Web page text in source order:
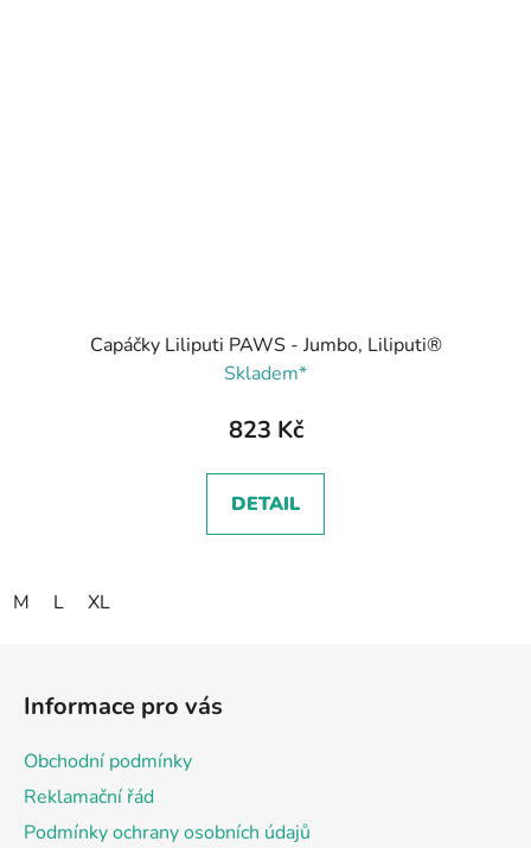
Capáčky Liliputi PAWS - Jumbo, Liliputi®
Skladem*
823 Kč
DETAIL
M L XL
Informace pro vás
Obchodní podmínky
Reklamační řád
Podmínky ochrany osobních údajů